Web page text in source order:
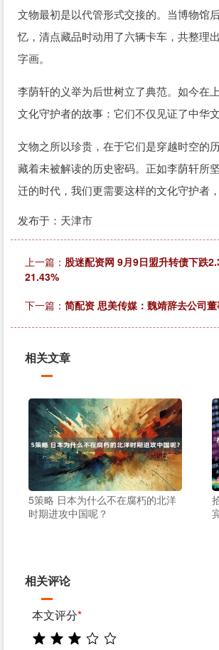
文物最初是以代管形式交接的。当博物馆
忆，清点藏品时动用了六辆卡车，共整理
字画。
李荫轩的义举为后世树立了典范。如今在
文化守护者的故事：它们不仅见证了中华
文物之所以珍贵，在于它们是穿越时空的
藏着未被解读的历史密码。正如李荫轩所
迁的时代，我们更需要这样的文化守护者
发布于：天津市
上一篇： 股迷配资网 9月9日盟升转债下跌
21.43%
下一篇： 简配资 思美传媒：魏靖辞去公司
相关文章
5策略 日本为什么不在腐朽的北洋
时期进攻中国呢？
相关评论
本文评分*